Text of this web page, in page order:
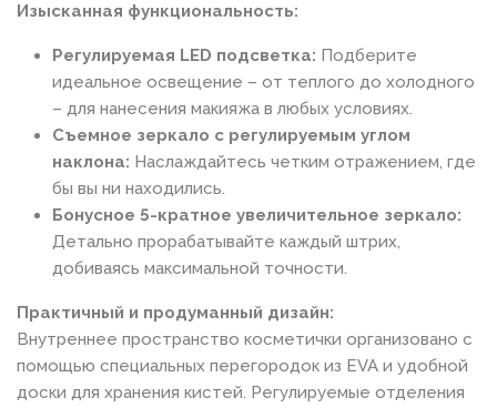
Изысканная функциональность:
Регулируемая LED подсветка: Подберите
идеальное освещение – от теплого до холодного
– для нанесения макияжа в любых условиях.
Съемное зеркало с регулируемым углом
наклона: Наслаждайтесь четким отражением, где
бы вы ни находились.
Бонусное 5-кратное увеличительное зеркало:
Детально прорабатывайте каждый штрих,
добиваясь максимальной точности.
Практичный и продуманный дизайн:
Внутреннее пространство косметички организовано с
помощью специальных перегородок из EVA и удобной
доски для хранения кистей. Регулируемые отделения